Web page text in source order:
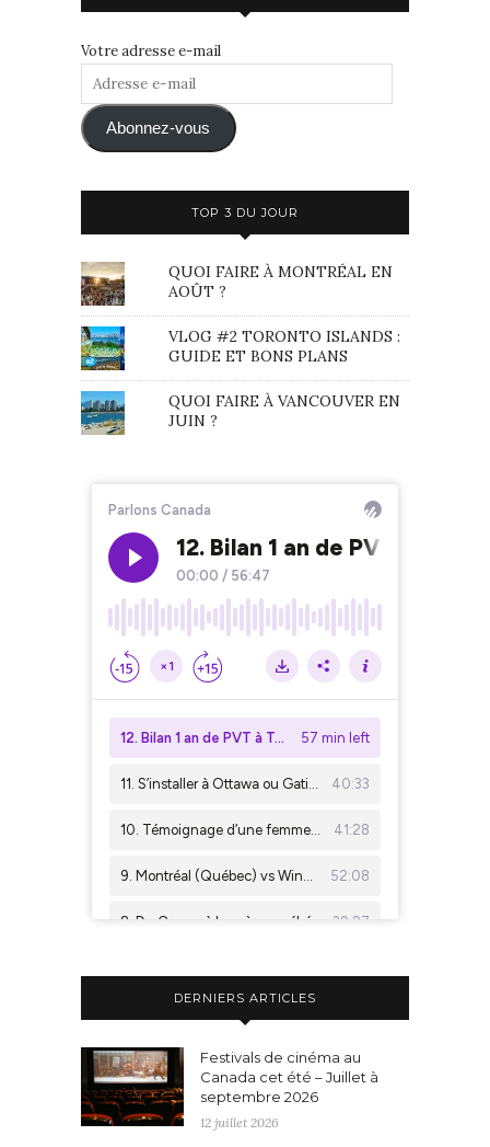
Votre adresse e-mail
Adresse
mail Abonnez-vous
TOP 3 DU JOUR
QUOI FAIRE À MONTRÉAL EN
AOÛT ?
VLOG #2 TORONTO ISLANDS :
GUIDE ET BONS PLANS
QUOI FAIRE À VANCOUVER EN
JUIN ?
DERNIERS ARTICLES
Festivals de cinéma au
Canada cet été – Juillet à
septembre 2026
12 juillet 2026